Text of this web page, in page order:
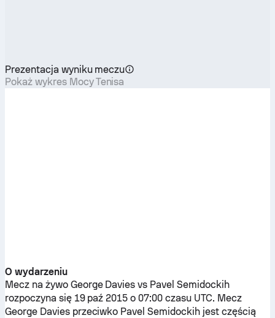
Prezentacja wyniku meczu
Pokaż wykres Mocy Tenisa
O wydarzeniu
Mecz na żywo George Davies vs Pavel Semidockih
rozpoczyna się 19 paź 2015 o 07:00 czasu UTC. Mecz
George Daviesprzeciwko Pavel Semidockihjest częścią